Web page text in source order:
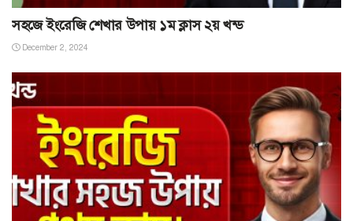
সহজে ইংরেজি শেখার উপায় ১ম ক্লাস ২য় খন্ড
December 2, 2024